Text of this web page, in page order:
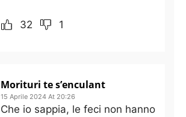
32 1
Morituri te s’enculant
15 Aprile 2024 At 20:26
Che io sappia, le feci non hanno